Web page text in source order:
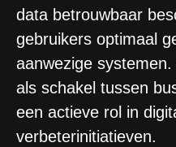
data betrouwbaar
gebruikers optimaal
aanwezige
als schakel tussen
een actieve rol in
verbeterinitiatieven.